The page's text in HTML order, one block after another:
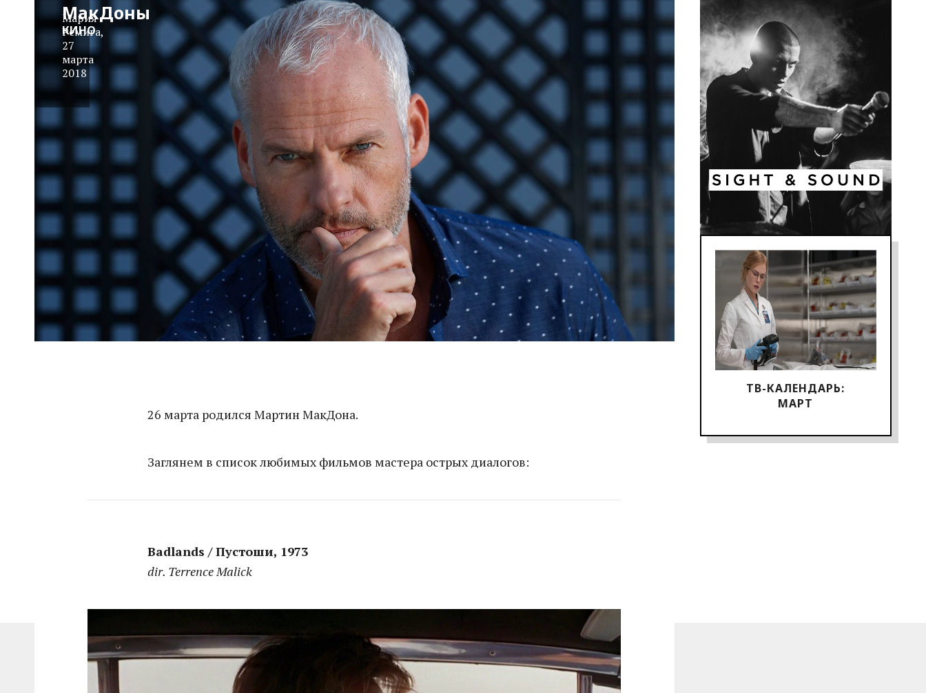
ТВ-КАЛЕНДАРЬ:
МАРТ
МакДоны
Мария
Ремига,
27
марта
2018
КИНО
26 марта родился Мартин МакДона.
Заглянем в список любимых фильмов мастера острых диалогов:
Badlands / Пустоши, 1973
dir. Terrence Malick